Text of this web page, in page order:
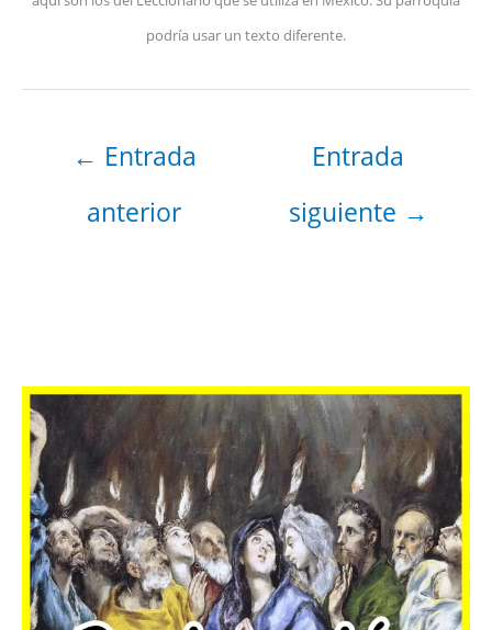
podría usar un texto diferente.
← Entrada
anterior
Entrada
siguiente →